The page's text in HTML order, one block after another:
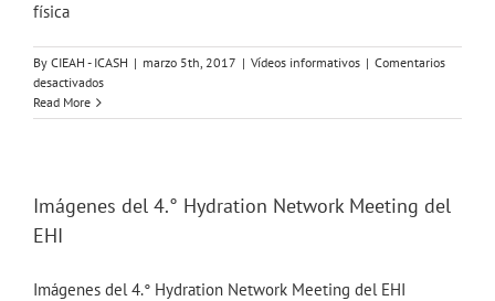
física
By CIEAH - ICASH | marzo 5th, 2017 | Vídeos informativos | Comentarios
desactivadosen
hidratación
deportivo
física
Read More
Imágenes del 4.° Hydration Network Meeting del
EHI
Imágenes del 4.° Hydration Network Meeting del EHI